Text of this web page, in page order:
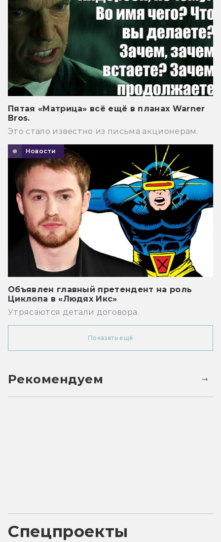
Пятая «Матрица» всё ещё в планах Warner
Bros.
Это стало известно из письма акционерам.
Новости
Объявлен главный претендент на роль
Циклопа в «Людях Икс»
Утрясаются детали договора.
Показать ещё
Рекомендуем
Спецпроекты